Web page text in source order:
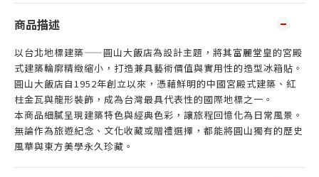
商品描述
以台北地標建築——圓山大飯店為設計主題，將其富麗堂皇的宮殿
式建築輪廓精緻縮小，打造兼具藝術價值與實用性的造型冰箱貼。
圓山大飯店自1952年創立以來，憑藉鮮明的中國宮殿式建築、紅
柱金瓦與龍形裝飾，成為台灣最具代表性的國際地標之一。
本商品細膩呈現建築特色與經典色彩，讓旅程回憶化為日常風景。
無論作為旅遊紀念、文化收藏或贈禮選擇，都能將圓山獨有的歷史
風華與東方美學永久珍藏。